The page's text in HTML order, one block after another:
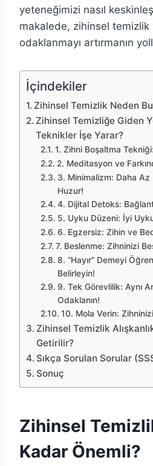
yeteneğimizi nasıl
makalede, zihinsel temizlik
odaklanmayı artırmanın
İçindekiler
Zihinsel Temizlik Neden
Zihinsel Temizliğe Giden
Teknikler İşe Yarar?
1. Zihni Boşaltma
2. Meditasyon ve
3. Minimalizm: Daha Az
Huzur!
4. Dijital Detoks:
5. Uyku Düzeni: İyi
6. Egzersiz: Zihin ve
7. Beslenme: Zihninizi
8. “Hayır” Demeyi
Belirleyin!
9. Tek Görevlilik: Aynı
Odaklanın!
10. Mola Verin:
Zihinsel Temizlik
Getirilir?
Sıkça Sorulan Sorular
Sonuç
Zihinsel
Kadar Önemli?